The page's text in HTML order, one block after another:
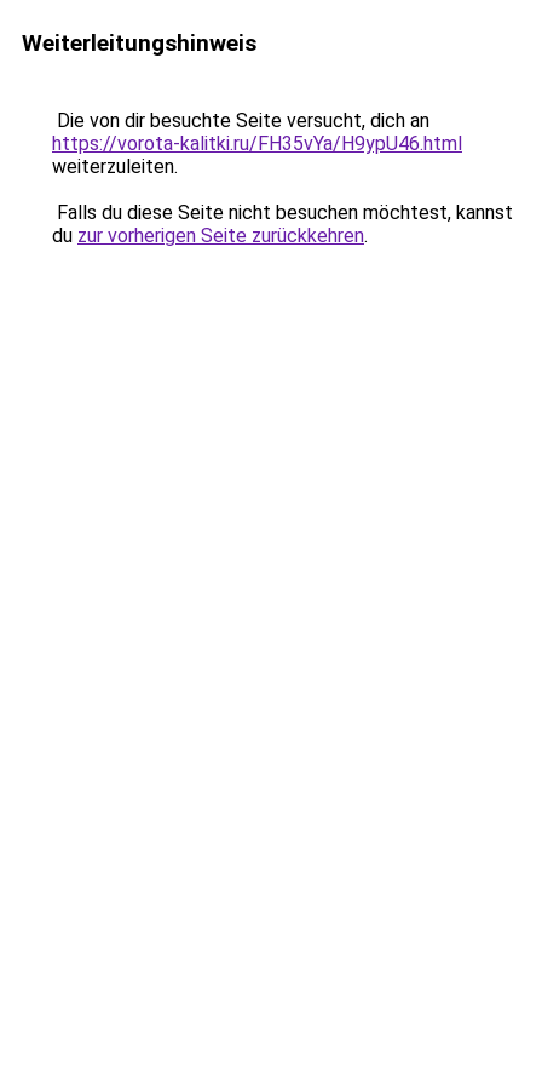
Weiterleitungshinweis
Die von dir besuchte Seite versucht, dich an
https://vorota-kalitki.ru/FH35vYa/H9ypU46.html
weiterzuleiten.
Falls du diese Seite nicht besuchen möchtest, kannst
du zur vorherigen Seite zurückkehren.